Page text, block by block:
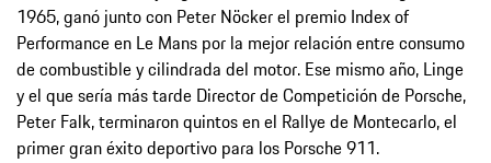
1965, ganó junto con Peter Nöcker el premio Index of
Performance en Le Mans por la mejor relación entre consumo
de combustible y cilindrada del motor. Ese mismo año, Linge
y el que sería más tarde Director de Competición de Porsche,
Peter Falk, terminaron quintos en el Rallye de Montecarlo, el
primer gran éxito deportivo para los Porsche 911.